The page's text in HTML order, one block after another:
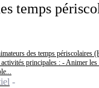
temps
des temps périscolaires
principales : - Animer les